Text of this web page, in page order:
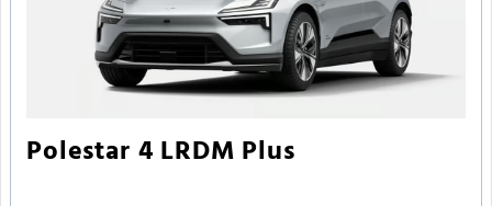
Polestar 4 LRDM Plus